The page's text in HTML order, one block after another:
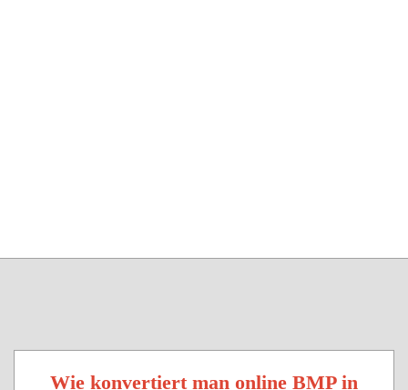
Wie konvertiert man online BMP in